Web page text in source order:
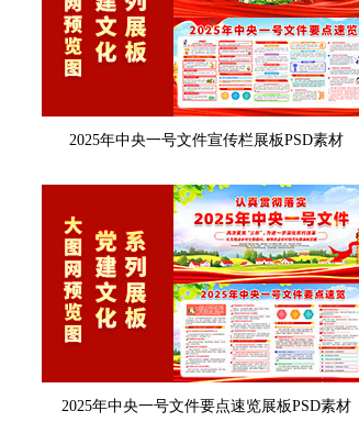
2025年中央一号文件宣传栏展板PSD素材
2025年中央一号文件要点速览展板PSD素材